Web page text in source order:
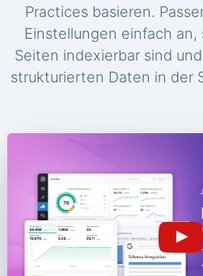
Practices basieren.
Einstellungen einfach
Seiten indexierbar sind
strukturierten Daten in der